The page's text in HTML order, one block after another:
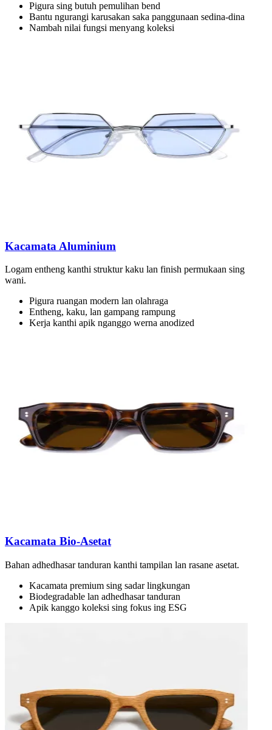
Pigura sing butuh pemulihan bend
Bantu ngurangi karusakan saka panggunaan sedina-dina
Nambah nilai fungsi menyang koleksi
Kacamata Aluminium
Logam entheng kanthi struktur kaku lan finish permukaan sing
wani.
Pigura ruangan modern lan olahraga
Entheng, kaku, lan gampang rampung
Kerja kanthi apik nganggo werna anodized
Kacamata Bio-Asetat
Bahan adhedhasar tanduran kanthi tampilan lan rasane asetat.
Kacamata premium sing sadar lingkungan
Biodegradable lan adhedhasar tanduran
Apik kanggo koleksi sing fokus ing ESG